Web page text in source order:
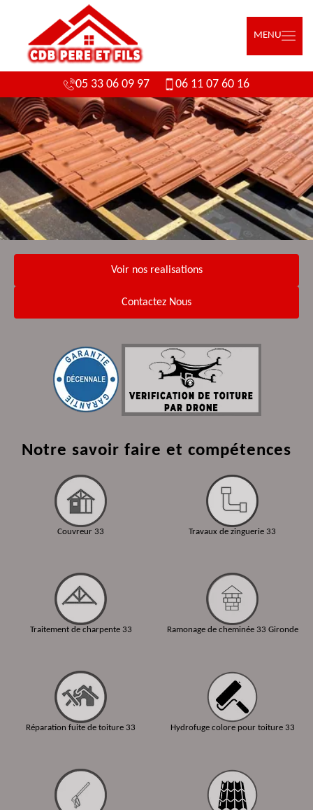
MENU
05 33 06 09 97 06 11 07 60 16
Voir nos realisations
Contactez Nous
Notre savoir faire et compétences
Couvreur 33
Traitement de charpente 33
Réparation fuite de toiture 33
Travaux de zinguerie 33
Ramonage de cheminée 33 Gironde
Hydrofuge colore pour toiture 33